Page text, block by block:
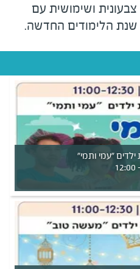
ושימושית עם
הלימודים החדשה.
״עמי ותמי״